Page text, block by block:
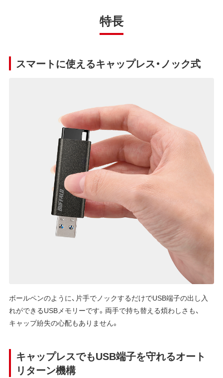
特長
スマートに使えるキャップレス・ノック式
ボールペンのように、片手でノックするだけでUSB端子の出し入
れができるUSBメモリーです。両手で持ち替える煩わしさも、
キャップ紛失の心配もありません。
キャップレスでもUSB端子を守れるオート
リターン機構